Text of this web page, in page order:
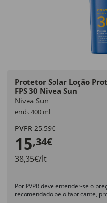
Protetor Solar Loção
FPS 30 Nivea Sun
Nivea Sun
emb. 400 ml
PVPR 25,59€
15,34€
38,35€/lt
Por PVPR deve entender-se o
recomendado pelo fabricante,